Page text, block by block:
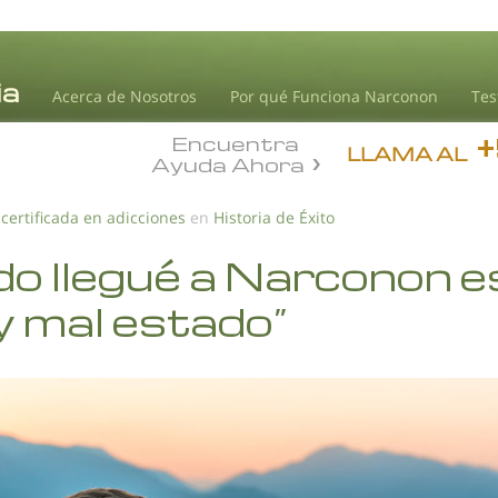
Acerca de Nosotros Por qué Funciona Narconon
LLAMA AL
Encuentra
Ayuda Ahora
en adicciones en Historia de Éxito
llegué a Narconon
mal estado”